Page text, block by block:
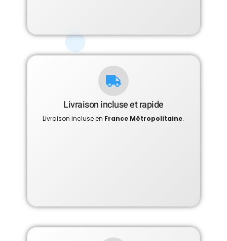
Livraison incluse et rapide
Livraison incluse en France Métropolitaine.